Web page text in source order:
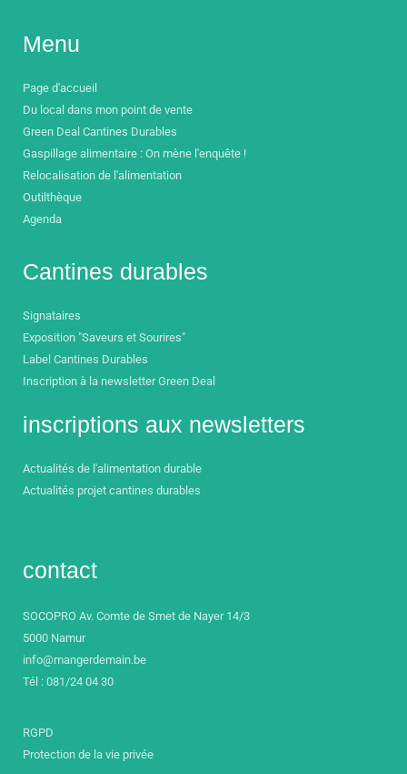
Menu
Page d'accueil
Du local dans mon point de vente
Green Deal Cantines Durables
Gaspillage alimentaire : On mène l'enquête !
Relocalisation de l'alimentation
Outilthèque
Agenda
Cantines durables
Signataires
Exposition "Saveurs et Sourires"
Label Cantines Durables
Inscription à la newsletter Green Deal
inscriptions aux newsletters
Actualités de l'alimentation durable
Actualités projet cantines durables
contact
SOCOPRO Av. Comte de Smet de Nayer 14/3
5000 Namur
info@mangerdemain.be
Tél : 081/24 04 30
RGPD
Protection de la vie privée